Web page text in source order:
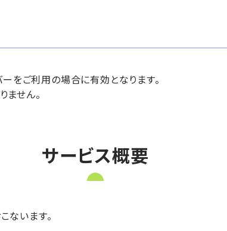
をご利用の場合に有効となります。
せん。
サービス概要
ないます。